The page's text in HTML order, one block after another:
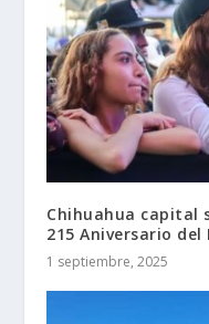
Chihuahua capital
215 Aniversario
1 septiembre, 2025